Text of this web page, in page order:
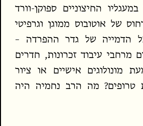
החיצוניים ספוקן-וורד
של אוטובוס ממוגן וגרפיטי
הדמייה של גדר ההפרדה –
מרחבי עיבוד זכרונות, חדרים
מונולוגים אישיים או ציור
טרופים? מה הרב נחמיה היה